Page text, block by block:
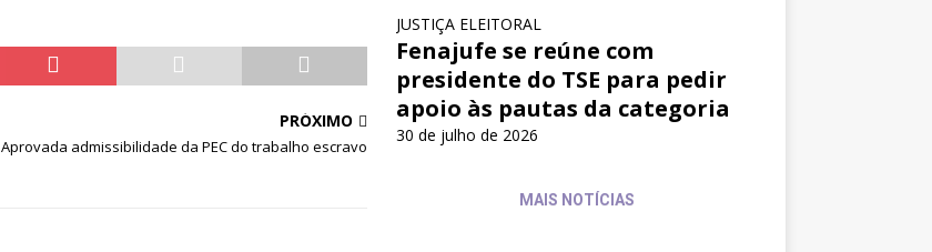
PRÓXIMO
Aprovada admissibilidade da PEC do trabalho escravo
JUSTIÇA ELEITORAL
Fenajufe se reúne com
presidente do TSE para pedir
apoio às pautas da categoria
30 de julho de 2026
MAIS NOTÍCIAS